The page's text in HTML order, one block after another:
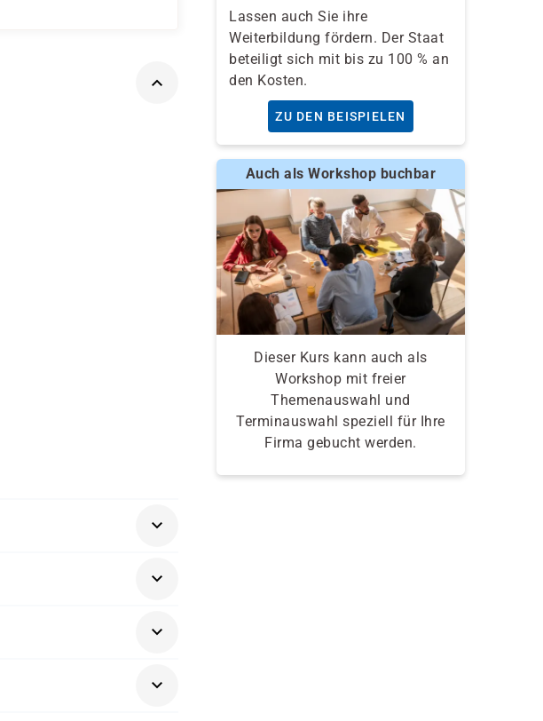
Lassen auch Sie ihre
Weiterbildung fördern. Der Staat
beteiligt sich mit bis zu 100 % an
den Kosten.
ZU DEN BEISPIELEN
Auch als Workshop buchbar
Dieser Kurs kann auch als
Workshop mit freier
Themenauswahl und
Terminauswahl speziell für Ihre
Firma gebucht werden.